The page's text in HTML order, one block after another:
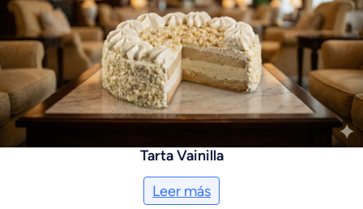
Tarta Vainilla
Leer más